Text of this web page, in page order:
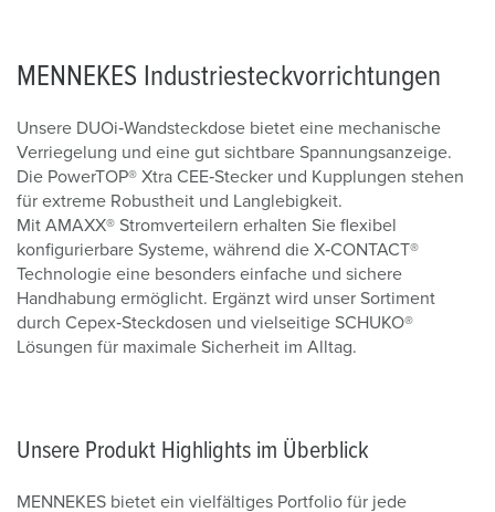
MENNEKES Industriesteckvorrichtungen
Unsere DUOi‑Wandsteckdose bietet eine mechanische
Verriegelung und eine gut sichtbare Spannungsanzeige.
Die PowerTOP® Xtra CEE‑Stecker und Kupplungen stehen
für extreme Robustheit und Langlebigkeit.
Mit AMAXX® Stromverteilern erhalten Sie flexibel
konfigurierbare Systeme, während die X‑CONTACT®
Technologie eine besonders einfache und sichere
Handhabung ermöglicht. Ergänzt wird unser Sortiment
durch Cepex‑Steckdosen und vielseitige SCHUKO®
Lösungen für maximale Sicherheit im Alltag.
Unsere Produkt Highlights im Überblick
MENNEKES bietet ein vielfältiges Portfolio für jede